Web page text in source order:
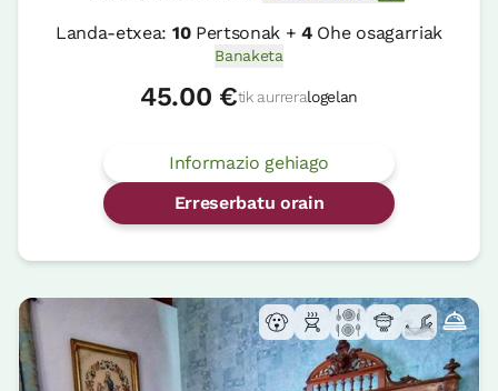
Landa-etxea: 10Pertsonak +4Ohe osagarriak
Banaketa
45.00 €tik aurreralogelan
Informazio gehiago
Erreserbatu orain